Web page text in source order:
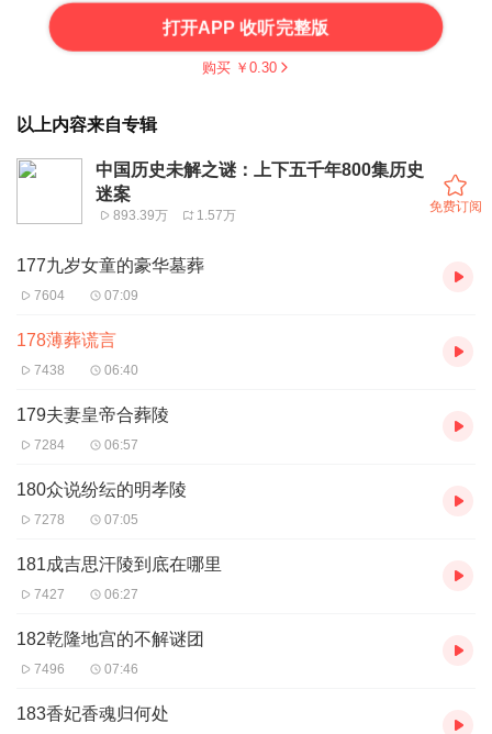
打开APP 收听完整版
购买 ￥ 0.30
以上内容来自专辑
中国历史未解之谜：上下五千年800集历史
迷案
893.39万 1.57万
免费订阅
177九岁女童的豪华墓葬
7604 07:09
178薄葬谎言
7438 06:40
179夫妻皇帝合葬陵
7284 06:57
180众说纷纭的明孝陵
7278 07:05
181成吉思汗陵到底在哪里
7427 06:27
182乾隆地宫的不解谜团
7496 07:46
183香妃香魂归何处